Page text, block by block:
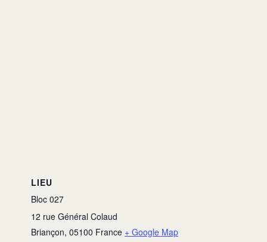
LIEU
Bloc 027
12 rue Général Colaud
Briançon, 05100 France + Google Map